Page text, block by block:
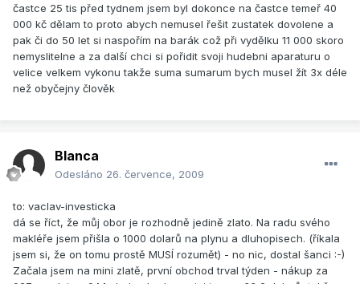
častce 25 tis před tydnem jsem byl dokonce na častce temeř 40
000 kč dělam to proto abych nemusel řešit zustatek dovolene a
pak či do 50 let si naspořím na barák což při vydělku 11 000 skoro
nemyslitelne a za další chci si pořidit svoji hudebni aparaturu o
velice velkem vykonu takže suma sumarum bych musel žít 3x déle
než obyčejny člověk
Blanca
Odesláno 26. července, 2009
to: vaclav-investicka
dá se říct, že můj obor je rozhodně jedině zlato. Na radu svého
makléře jsem přišla o 1000 dolarů na plynu a dluhopisech. (říkala
jsem si, že on tomu prostě MUSÍ rozumět) - no nic, dostal šanci :-)
Začala jsem na mini zlatě, první obchod trval týden - nákup za